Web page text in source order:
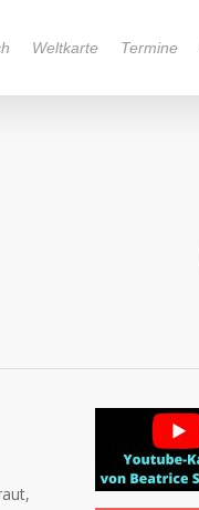
Weltkarte Termine